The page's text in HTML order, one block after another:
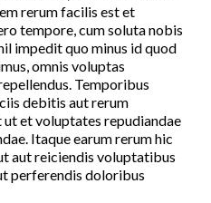
rerum facilis est et
tempore, cum soluta nobis
impedit quo minus id quod
omnis voluptas
Temporibus
debitis aut rerum
et voluptates repudiandae
Itaque earum rerum hic
aut reiciendis voluptatibus
perferendis doloribus